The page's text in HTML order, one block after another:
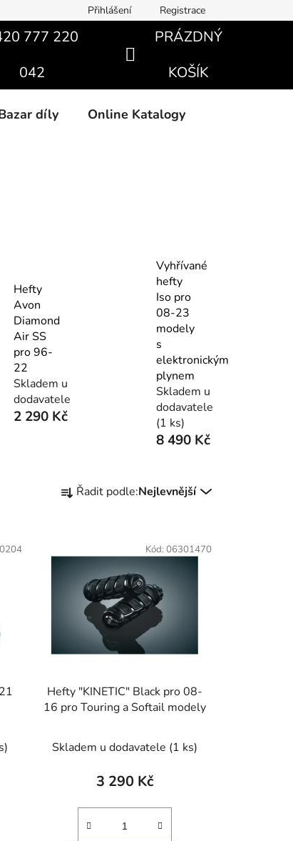
Přihlášení Registrace
777 220
042
NÁKUPNÍ
KOŠÍK
PRÁZDNÝ
KOŠÍK
díly Online Katalogy
Hefty
Avon
Diamond
Air SS
pro 96-
22
Skladem u
dodavatele
2 290 Kč
Vyhřívané
hefty
Iso pro
08-23
modely
s
elektronickým
plynem
Skladem u
dodavatele
(1 ks)
8 490 Kč
a
n
d
k
t
Řadit podle:Nejlevnější
Hefty "KINETIC" Black pro 08-
16 pro Touring a Softail modely
Skladem u dodavatele (1 ks)
3 290 Kč
Kód: 06301470